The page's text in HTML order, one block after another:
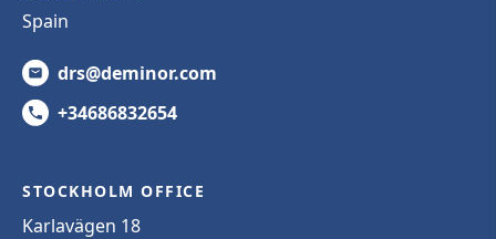
Spain
drs@deminor.com
+34686832654
STOCKHOLM OFFICE
Karlavägen 18